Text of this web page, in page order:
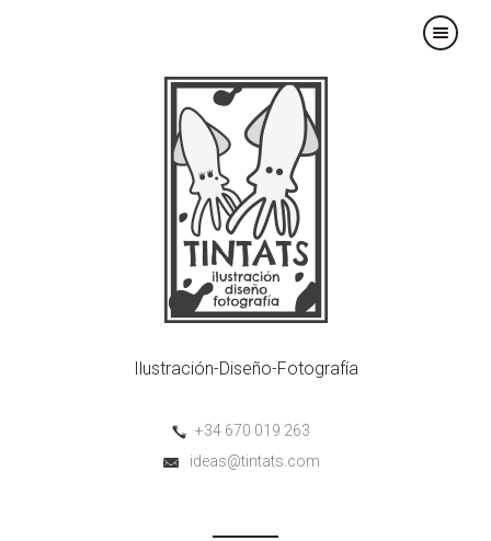
×
Ilustración-Diseño-Fotografía
+34 670 019 263
ideas@tintats.com